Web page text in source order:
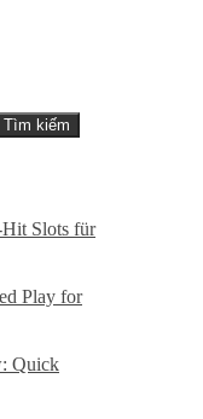
Tìm kiếm
Slots für
Play for
Quick